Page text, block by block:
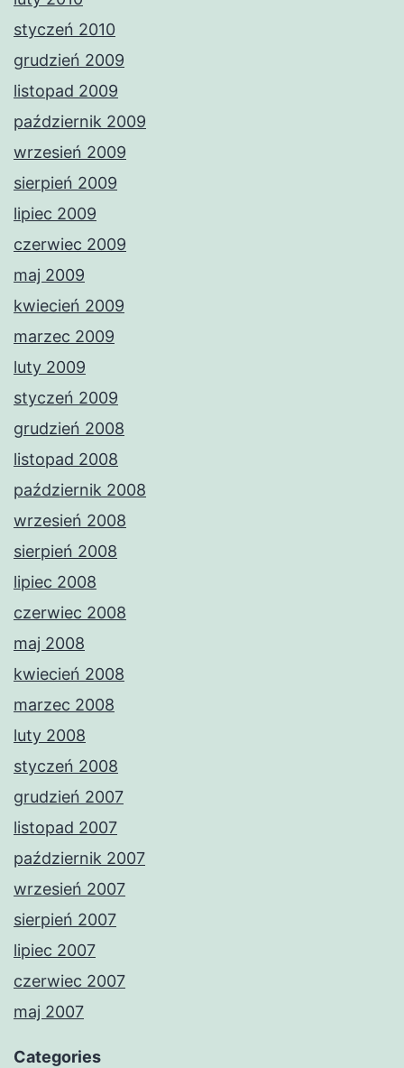
styczeń 2010
grudzień 2009
listopad 2009
październik 2009
wrzesień 2009
sierpień 2009
lipiec 2009
czerwiec 2009
maj 2009
kwiecień 2009
marzec 2009
luty 2009
styczeń 2009
grudzień 2008
listopad 2008
październik 2008
wrzesień 2008
sierpień 2008
lipiec 2008
czerwiec 2008
maj 2008
kwiecień 2008
marzec 2008
luty 2008
styczeń 2008
grudzień 2007
listopad 2007
październik 2007
wrzesień 2007
sierpień 2007
lipiec 2007
czerwiec 2007
maj 2007
Categories